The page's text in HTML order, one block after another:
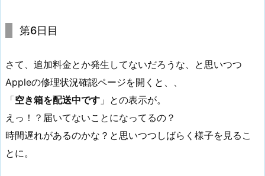
第6日目
さて、追加料金とか発生してないだろうな、と思いつつ
Appleの修理状況確認ページを開くと、、
「空き箱を配送中です 」との表示が。
えっ！？届いてないことになってるの？
時間遅れがあるのかな？と思いつつしばらく様子を見るこ
とに。